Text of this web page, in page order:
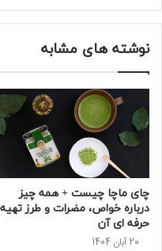
نوشته های مشابه
چای ماچا چیست + همه چیز
درباره خواص، مضرات و طرز تهیه
حرفه ‌ای آن
20 آبان 1404